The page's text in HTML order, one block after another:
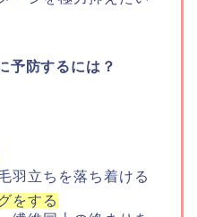
予防するには？
羽立ちを落ち着ける
をする